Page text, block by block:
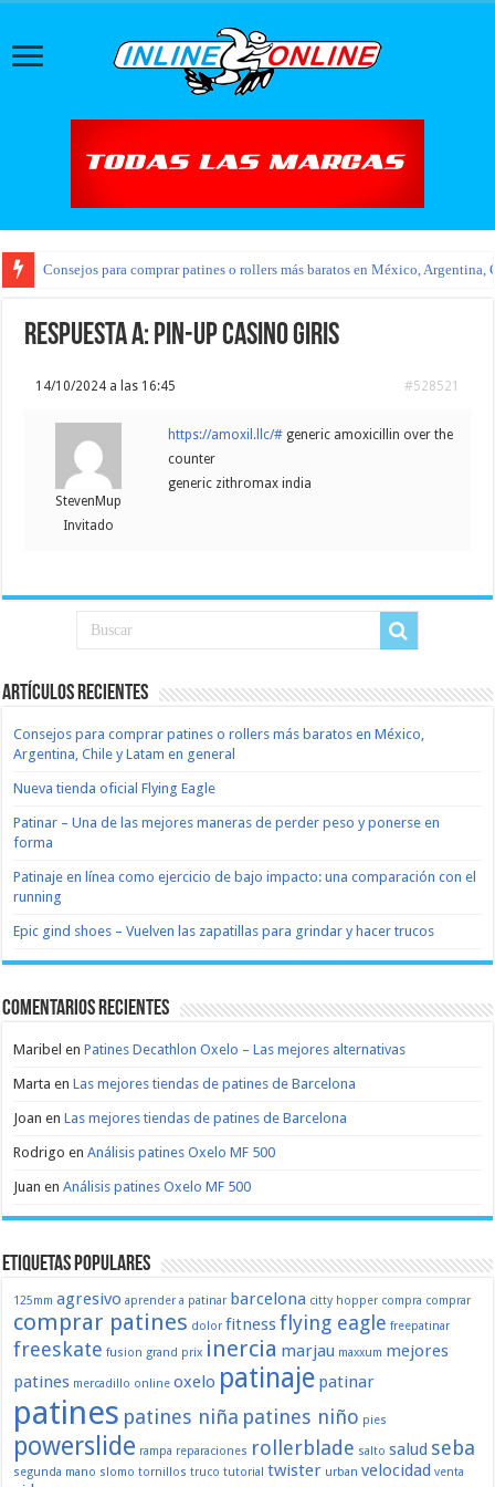
Consejos para comprar patines o rollers más baratos en México, Argentina,
Respuesta a: pin-up casino giris
14/10/2024 a las 16:45 #528521
StevenMup
Invitado
https://amoxil.llc/# generic amoxicillin over the
counter
generic zithromax india
Artículos recientes
Consejos para comprar patines o rollers más baratos en México,
Argentina, Chile y Latam en general
Nueva tienda oficial Flying Eagle
Patinar – Una de las mejores maneras de perder peso y ponerse en
forma
Patinaje en línea como ejercicio de bajo impacto: una comparación con el
running
Epic gind shoes – Vuelven las zapatillas para grindar y hacer trucos
Comentarios recientes
Maribel enPatines Decathlon Oxelo – Las mejores alternativas
Marta enLas mejores tiendas de patines de Barcelona
Joan enLas mejores tiendas de patines de Barcelona
Rodrigo enAnálisis patines Oxelo MF 500
Juan enAnálisis patines Oxelo MF 500
Etiquetas populares
125mm agresivo aprender a patinar barcelona citty hopper compra comprar
comprar patines dolor fitnessflying eagle freepatinar
freeskate fusion grand prix inercia marjau maxxum mejores
patines mercadillo online oxelo patinaje patinar
patines patines niña patines niño pies
powerslide rampa reparaciones rollerblade salto salud seba
segunda mano slomo tornillos truco tutorial twister urban velocidad venta